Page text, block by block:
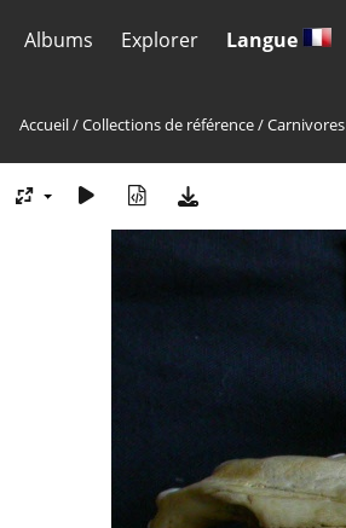
Albums Explorer Langue
Accueil/Collections de référence/Carnivores